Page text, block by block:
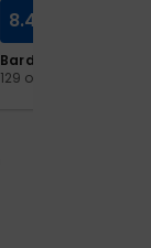
Bardzo dobry
129 opinii
8.4